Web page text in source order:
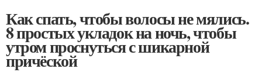
Как спать, чтобы волосы не мялись.
8 простых укладок на ночь, чтобы
утром проснуться с шикарной
причёской